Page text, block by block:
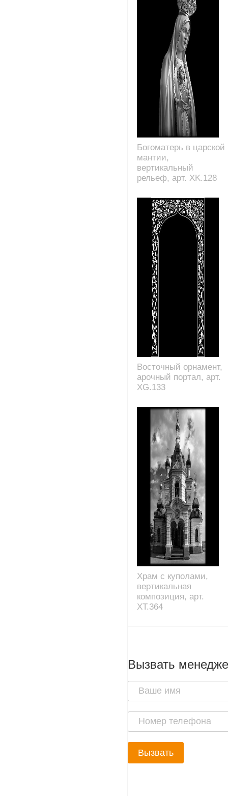
Богоматерь в царской
мантии,
вертикальный
рельеф, арт. XK.128
Восточный орнамент,
арочный портал, арт.
XG.133
Храм с куполами,
вертикальная
композиция, арт.
XT.364
Вызвать
Вызвать